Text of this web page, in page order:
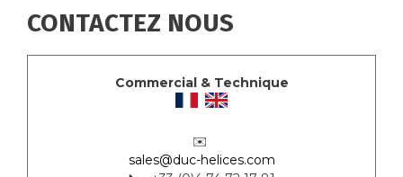
CONTACTEZ NOUS
Commercial & Technique
✉️
sales@duc-helices.com